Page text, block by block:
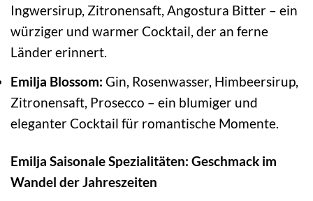
Ingwersirup, Zitronensaft, Angostura Bitter – ein
würziger und warmer Cocktail, der an ferne
Länder erinnert.
Emilja Blossom: Gin, Rosenwasser, Himbeersirup,
Zitronensaft, Prosecco – ein blumiger und
eleganter Cocktail für romantische Momente.
Emilja Saisonale Spezialitäten: Geschmack im
Wandel der Jahreszeiten